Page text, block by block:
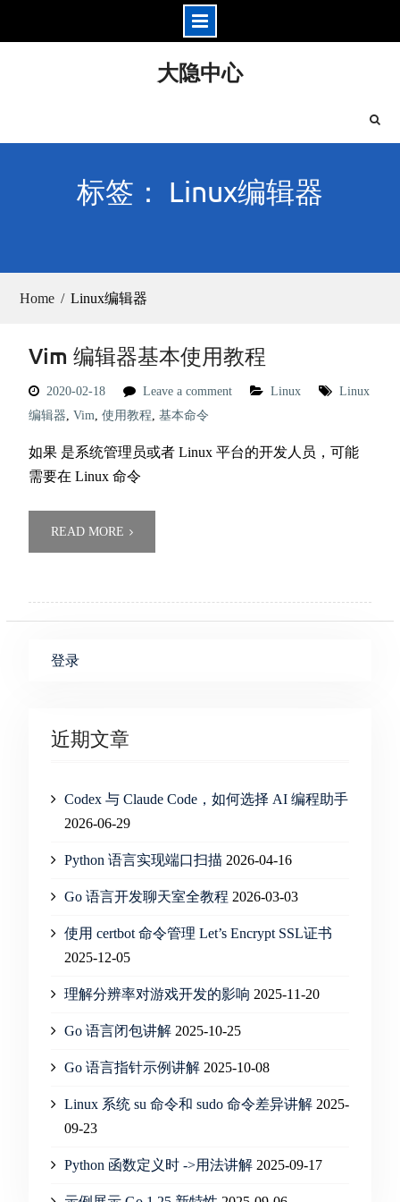
大隐中心
标签： Linux编辑器
Home Linux编辑器
Vim 编辑器基本使用教程
2020-02-18 Leave a comment Linux
Linux
编辑器, Vim, 使用教程, 基本命令
如果 是系统管理员或者 Linux 平台的开发人员，可能
需要在 Linux 命令
READ MORE
登录
近期文章
Codex 与 Claude Code，如何选择 AI 编程助手
2026-06-29
Python 语言实现端口扫描 2026-04-16
Go 语言开发聊天室全教程 2026-03-03
使用 certbot 命令管理 Let’s Encrypt SSL证书
2025-12-05
理解分辨率对游戏开发的影响 2025-11-20
Go 语言闭包讲解 2025-10-25
Go 语言指针示例讲解 2025-10-08
Linux 系统 su 命令和 sudo 命令差异讲解 2025-
09-23
Python 函数定义时 ->用法讲解 2025-09-17